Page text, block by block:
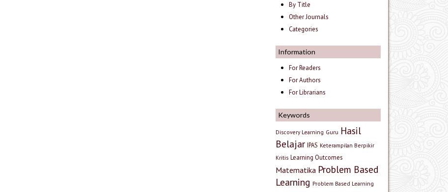
By Title
Other Journals
Categories
Information
For Readers
For Authors
For Librarians
Keywords
Discovery Learning Guru Hasil
Belajar IPAS Keterampilan Berpikir
Kritis Learning Outcomes
Matematika Problem Based
Learning Problem Based Learning